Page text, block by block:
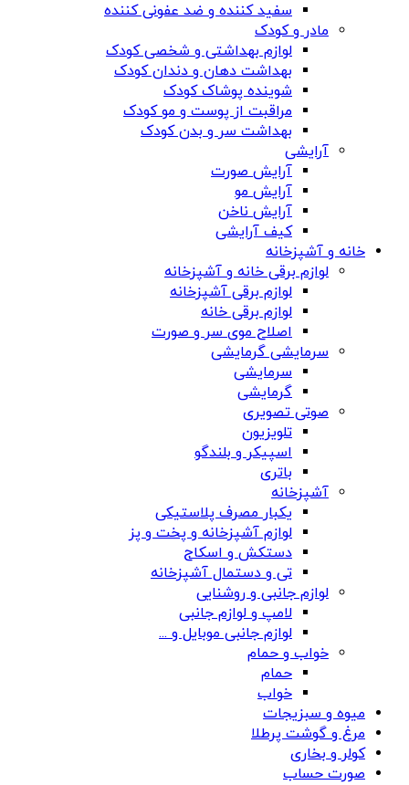
سفید کننده و ضد عفونی کننده
مادر و کودک
لوازم بهداشتی و شخصی کودک
بهداشت دهان و دندان کودک
شوینده پوشاک کودک
مراقبت از پوست و مو کودک
بهداشت سر و بدن کودک
آرایشی
آرایش صورت
آرایش مو
آرایش ناخن
کیف آرایشی
خانه و آشپزخانه
لوازم برقی خانه و آشپزخانه
لوازم برقی آشپزخانه
لوازم برقی خانه
اصلاح موی سر و صورت
سرمایشی گرمایشی
سرمایشی
گرمایشی
صوتی تصویری
تلویزیون
اسپیکر و بلندگو
باتری
آشپزخانه
یکبار مصرف پلاستیکی
لوازم آشپزخانه و پخت و پز
دستکش و اسکاج
تی و دستمال آشپزخانه
لوازم جانبی و روشنایی
لامپ و لوازم جانبی
لوازم جانبی موبایل و ...
خواب و حمام
حمام
خواب
میوه و سبزیجات
مرغ و گوشت پرطلا
کولر و بخاری
صورت حساب